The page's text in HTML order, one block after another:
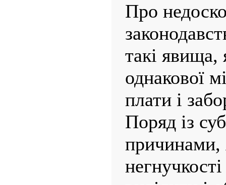
Про
такі явища,
однакової
плати і
Поряд із
причинами,